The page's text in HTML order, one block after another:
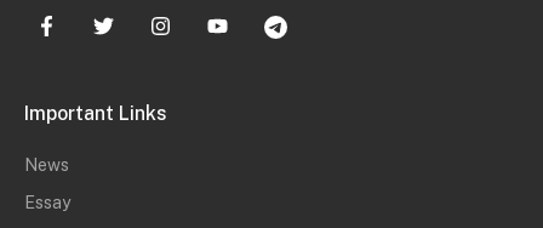
Important Links
News
Essay